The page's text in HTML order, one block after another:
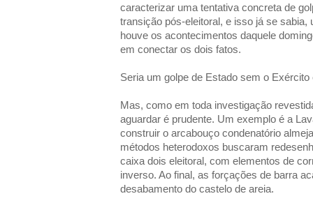
caracterizar uma tentativa concreta de
transição pós-eleitoral, e isso já se sabia,
houve os acontecimentos daquele
em conectar os dois fatos.
Seria um golpe de Estado sem o
Mas, como em toda investigação
aguardar é prudente. Um exemplo é a
construir o arcabouço condenatório
métodos heterodoxos buscaram
caixa dois eleitoral, com elementos de
inverso. Ao final, as forçações de barra
desabamento do castelo de areia.